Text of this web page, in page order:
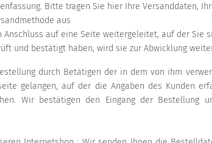
Bitte tragen Sie hier Ihre Versanddaten,
aus
auf eine Seite weitergeleitet, auf der Sie
und bestätigt haben, wird sie zur Abwicklung
durch Betätigen der in dem von ihm
gelangen, auf der die Angaben des Kunden
Wir bestätigen den Eingang der Bestellung